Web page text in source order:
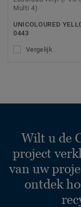
Multi 4)
UNICOLOURED
0443
Vergelijk
Wilt u de
project
van uw
ontdek